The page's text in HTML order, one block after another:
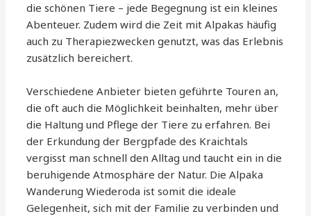
die schönen Tiere – jede Begegnung ist ein kleines
Abenteuer. Zudem wird die Zeit mit Alpakas häufig
auch zu Therapiezwecken genutzt, was das Erlebnis
zusätzlich bereichert.
Verschiedene Anbieter bieten geführte Touren an,
die oft auch die Möglichkeit beinhalten, mehr über
die Haltung und Pflege der Tiere zu erfahren. Bei
der Erkundung der Bergpfade des Kraichtals
vergisst man schnell den Alltag und taucht ein in die
beruhigende Atmosphäre der Natur. Die Alpaka
Wanderung Wiederoda ist somit die ideale
Gelegenheit, sich mit der Familie zu verbinden und